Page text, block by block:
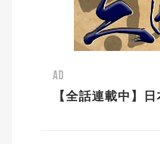
AD
【全話連載中】